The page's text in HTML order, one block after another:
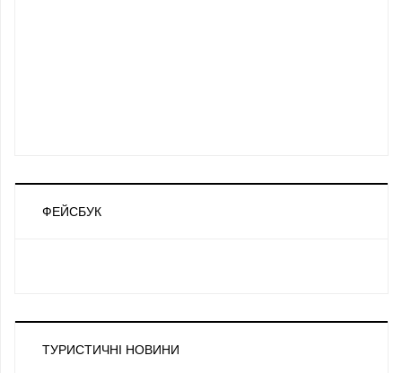
ФЕЙСБУК
ТУРИСТИЧНІ НОВИНИ